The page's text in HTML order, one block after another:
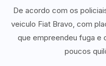
De acordo com os
veiculo Fiat Bravo, com
que empreendeu fuga e
poucos